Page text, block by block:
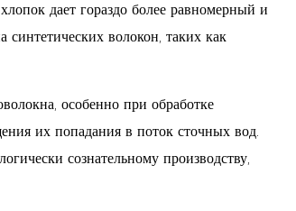
дает гораздо более равномерный и
волокон, таких как
особенно при обработке
их попадания в поток сточных вод.
сознательному производству,